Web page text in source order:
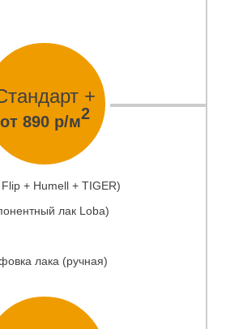
+
от 890 р/м2
+ Humell + TIGER)
лак Loba)
лака (ручная)